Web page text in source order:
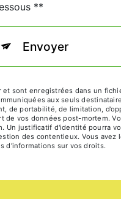
**
Envoyer
sont enregistrées dans un
aux seuls
de portabilité, de limitation,
de vos données post-mortem.
Un justificatif d'identité pourra
des contentieux. Vous
d’informations sur vos droits.